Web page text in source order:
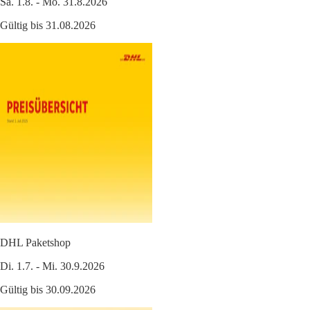
Gültig bis 31.08.2026
DHL Paketshop
Di. 1.7. - Mi. 30.9.2026
Gültig bis 30.09.2026